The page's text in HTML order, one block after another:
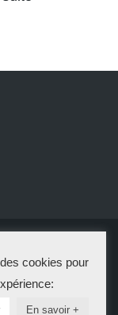
cookies pour
En savoir +